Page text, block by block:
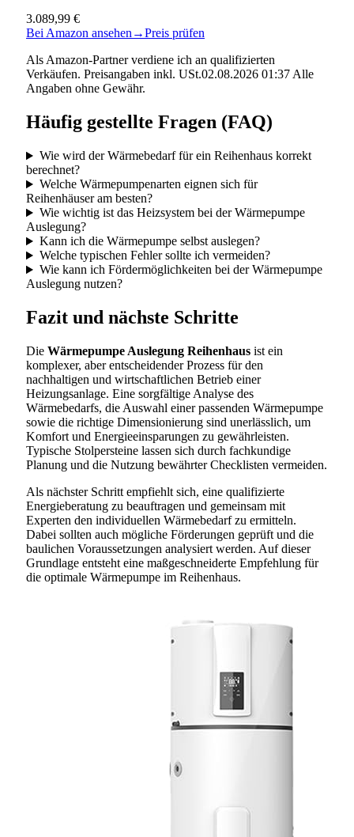
3.089,99 €
Bei Amazon ansehen→Preis prüfen
Als Amazon-Partner verdiene ich an qualifizierten
Verkäufen. Preisangaben inkl. USt.02.08.2026 01:37 Alle
Angaben ohne Gewähr.
Häufig gestellte Fragen (FAQ)
Wie wird der Wärmebedarf für ein Reihenhaus korrekt
berechnet?
Welche Wärmepumpenarten eignen sich für
Reihenhäuser am besten?
Wie wichtig ist das Heizsystem bei der Wärmepumpe
Auslegung?
Kann ich die Wärmepumpe selbst auslegen?
Welche typischen Fehler sollte ich vermeiden?
Wie kann ich Fördermöglichkeiten bei der Wärmepumpe
Auslegung nutzen?
Fazit und nächste Schritte
Die Wärmepumpe Auslegung Reihenhaus ist ein
komplexer, aber entscheidender Prozess für den
nachhaltigen und wirtschaftlichen Betrieb einer
Heizungsanlage. Eine sorgfältige Analyse des
Wärmebedarfs, die Auswahl einer passenden Wärmepumpe
sowie die richtige Dimensionierung sind unerlässlich, um
Komfort und Energieeinsparungen zu gewährleisten.
Typische Stolpersteine lassen sich durch fachkundige
Planung und die Nutzung bewährter Checklisten vermeiden.
Als nächster Schritt empfiehlt sich, eine qualifizierte
Energieberatung zu beauftragen und gemeinsam mit
Experten den individuellen Wärmebedarf zu ermitteln.
Dabei sollten auch mögliche Förderungen geprüft und die
baulichen Voraussetzungen analysiert werden. Auf dieser
Grundlage entsteht eine maßgeschneiderte Empfehlung für
die optimale Wärmepumpe im Reihenhaus.